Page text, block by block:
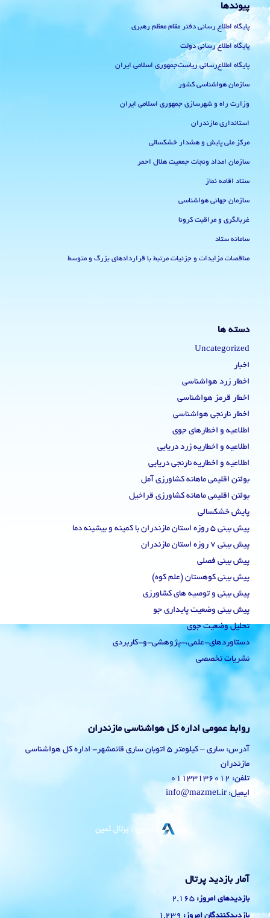
پیوندها
پایگاه اطلاع رسانی دفتر مقام معظم رهبری
پایگاه اطلاع رسانی دولت
پایگاه اطلاع‌رسانی ریاست‌جمهوری اسلامی ایران
سازمان هواشناسی کشور
وزارت راه و شهرسازی جمهوری اسلامی ایران
استانداری مازندران
مرکز ملی پایش و هشدار خشکسالی
سازمان امداد ونجات جمعیت هلال احمر
ستاد اقامه نماز
سازمان جهانی هواشناسی
غربالگری و مراقبت کرونا
سامانه ستاد
مناقصات مزایدات و جزئیات مرتبط با قراردادهای بزرگ و متوسط
دسته ها
Uncategorized
اخبار
اخطار زرد هواشناسی
اخطار قرمز هواشناسی
اخطار نارنجی هواشناسی
اطلاعیه و اخطارهای جوی
اطلاعیه و اخطاریه زرد دریایی
اطلاعیه و اخطاریه نارنجی دریایی
بولتن اقلیمی ماهانه کشاورزی آمل
بولتن اقلیمی ماهانه کشاورزی قراخیل
پایش خشکسالی
پیش بینی 5 روزه استان مازندران با کمینه و بیشینه دما
پیش بینی 7 روزه استان مازندران
پیش بینی فصلی
پیش بینی کوهستان (علم کوه)
پیش بینی و توصیه های کشاورزی
پیش بینی وضعیت پایداری جو
تحلیل وضعیت جوی
دستاوردهای-علمی،-پژوهشی-و-کاربردی
نشریات تخصصی
روابط عمومی اداره کل هواشناسی مازندران
آدرس: ساری – کیلومتر 5 اتوبان ساری قائمشهر- اداره کل هواشناسی
مازندران
تلفن: 01133136012
ایمیل: info@mazmet.ir
آمار بازدید پرتال
بازدیدهای امروز: 2,165
1,239